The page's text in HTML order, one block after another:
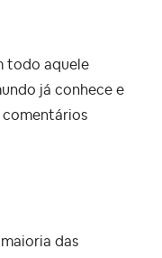
todo aquele
já conhece e
comentários
das